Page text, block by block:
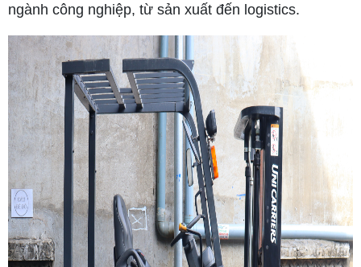
ngành công nghiệp, từ sản xuất đến logistics.